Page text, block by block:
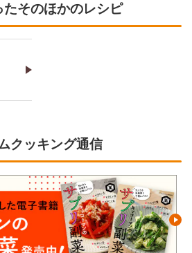
たそのほかのレシピ
クッキング通信